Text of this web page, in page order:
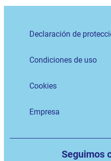
Declaración de
Condiciones de uso
Cookies
Empresa
Seguimos